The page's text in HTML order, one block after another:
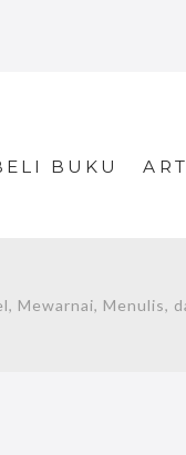
BUKU
Menulis,